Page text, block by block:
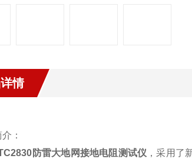
情
：
防雷大地网接地电阻测试仪 ，采用了